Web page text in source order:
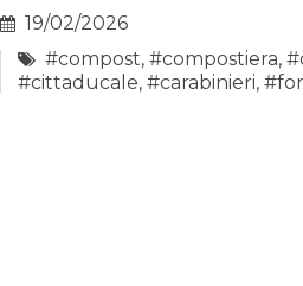
19/02/2026
#compost,#compostiera,
#cittaducale, #carabinieri,